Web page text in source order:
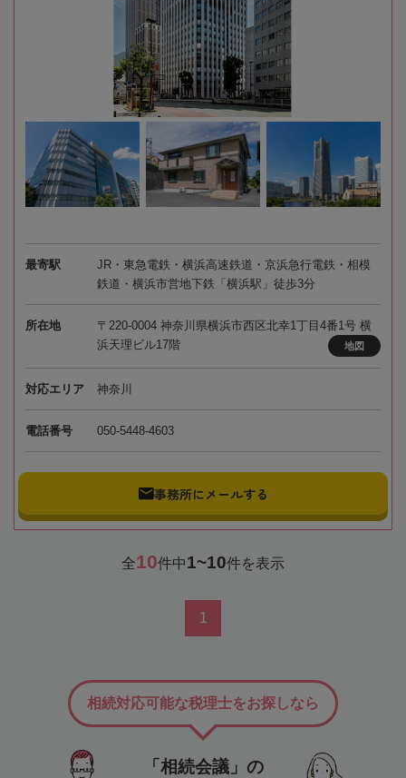
最寄駅
JR・東急電鉄・横浜高速鉄道・京浜急行電鉄・相模
鉄道・横浜市営地下鉄「横浜駅」徒歩3分
所在地
〒220-0004 神奈川県横浜市西区北幸1丁目4番1号 横
浜天理ビル17階
地図
対応エリア 神奈川
電話番号 050-5448-4603
事務所にメールする
全10件中1~10件を表示
1
「相続会議」の
相続対応可能な税理士をお探しなら